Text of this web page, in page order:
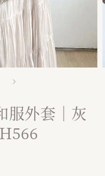
服外套｜灰